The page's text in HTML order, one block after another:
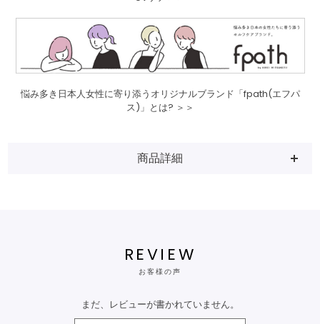
悩み多き日本人女性に寄り添うオリジナルブランド「fpath(エフパ
ス)」とは? ＞＞
商品詳細
REVIEW
お客様の声
まだ、レビューが書かれていません。